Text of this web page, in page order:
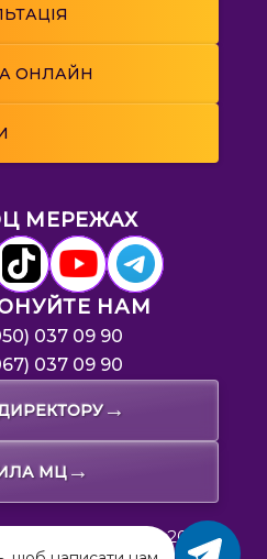
ОНЛАЙН
→
МЦ→
МЕРЕЖАХ
НАМ
037 09 90
037 09 90
2019-2026